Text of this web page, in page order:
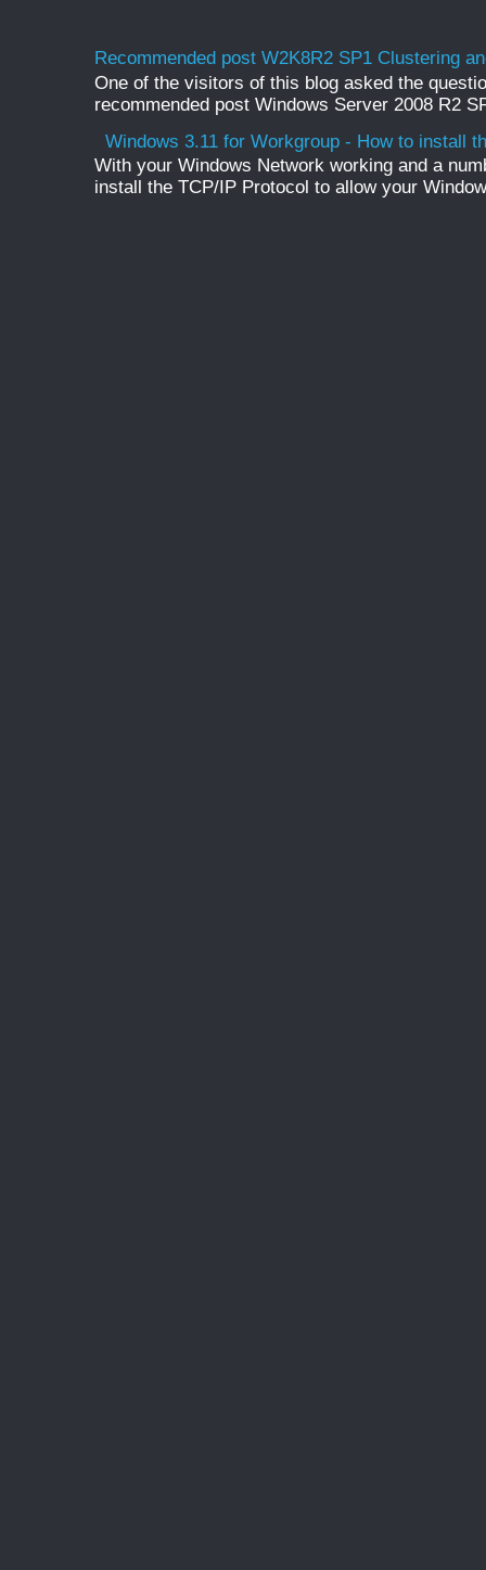
Recommended post W2K8R2 SP1 Clustering
One of the visitors of this blog asked the
recommended post Windows Server 2008 R2
Windows 3.11 for Workgroup - How to install
With your Windows Network working and a
install the TCP/IP Protocol to allow your